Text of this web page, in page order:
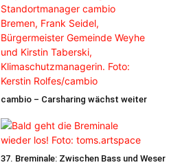
cambio – Carsharing wächst weiter
37. Breminale: Zwischen Bass und Weser